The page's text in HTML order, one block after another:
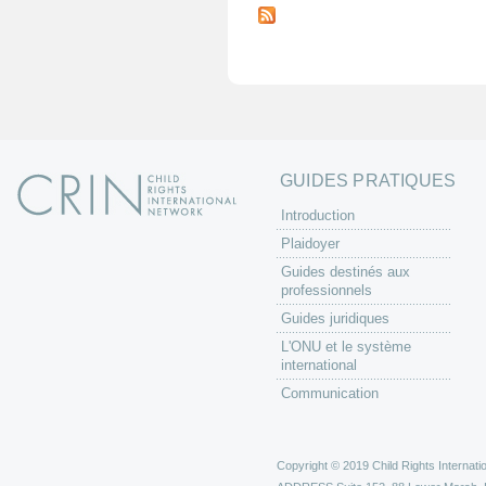
a
GUIDES PRATIQUES
Introduction
Plaidoyer
Guides destinés aux
professionnels
Guides juridiques
L'ONU et le système
international
Communication
Copyright © 2019 Child Rights